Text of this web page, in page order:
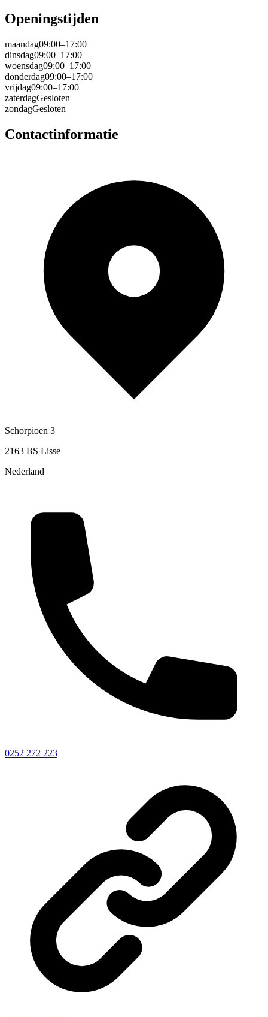
Openingstijden
maandag09:00–17:00
dinsdag09:00–17:00
woensdag09:00–17:00
donderdag09:00–17:00
vrijdag09:00–17:00
zaterdagGesloten
zondagGesloten
Contactinformatie
Schorpioen 3
2163 BS Lisse
Nederland
0252 272 223